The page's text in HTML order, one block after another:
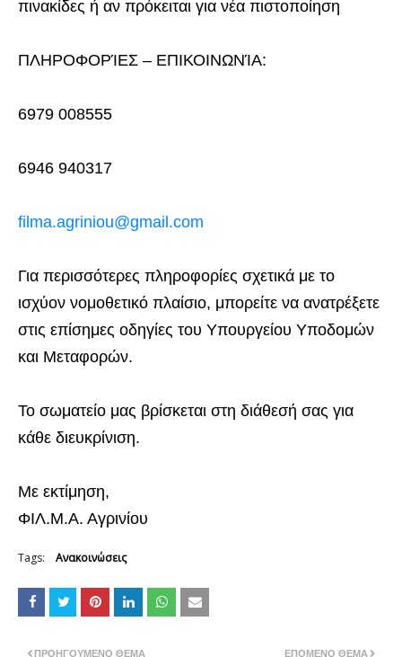
πινακίδες ή αν πρόκειται για νέα πιστοποίηση
ΠΛΗΡΟΦΟΡΊΕΣ – ΕΠΙΚΟΙΝΩΝΊΑ:
6979 008555
6946 940317
filma.agriniou@gmail.com
Για περισσότερες πληροφορίες σχετικά με το
ισχύον νομοθετικό πλαίσιο, μπορείτε να ανατρέξετε
στις επίσημες οδηγίες του Υπουργείου Υποδομών
και Μεταφορών.
Το σωματείο μας βρίσκεται στη διάθεσή σας για
κάθε διευκρίνιση.
Με εκτίμηση,
ΦΙΛ.Μ.Α. Αγρινίου
Tags: Ανακοινώσεις
ΕΠΌΜΕΝΟ ΘΈΜΑ
ΠΡΟΗΓΟΎΜΕΝΟ ΘΈΜΑ